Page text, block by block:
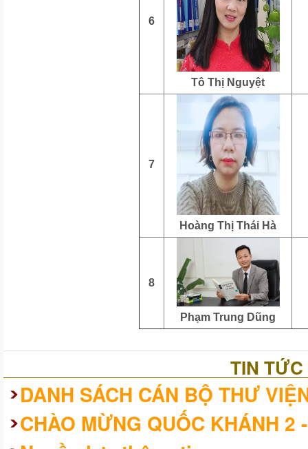
6
Tô Thị Nguyệt
7
Hoàng Thị Thái Hà
8
Phạm Trung Dũng
TIN
DANH SÁCH CÁN BỘ THƯ
CHÀO MỪNG QUỐC KHÁNH 2